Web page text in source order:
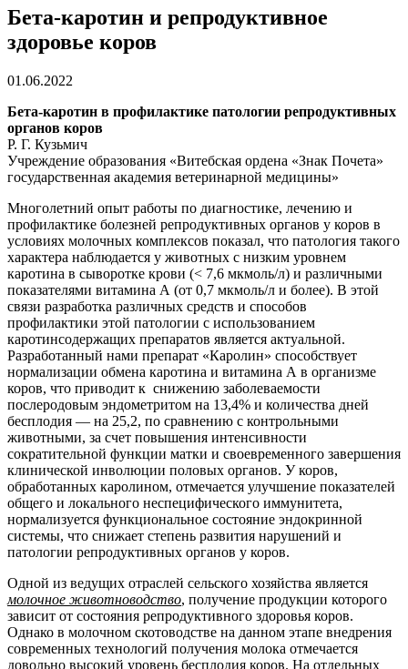
Бета-каротин и репродуктивное
здоровье коров
01.06.2022
Бета-каротин в профилактике патологии репродуктивных
органов коров
Р. Г. Кузьмич
Учреждение образования «Витебская ордена «Знак Почета»
государственная академия ветеринарной медицины»
Многолетний опыт работы по диагностике, лечению и
профилактике болезней репродуктивных органов у коров в
условиях молочных комплексов показал, что патология такого
характера наблюдается у животных с низким уровнем
каротина в сыворотке крови (< 7,6 мкмоль/л) и различными
показателями витамина А (от 0,7 мкмоль/л и более). В этой
связи разработка различных средств и способов
профилактики этой патологии с использованием
каротинсодержащих препаратов является актуальной.
Разработанный нами препарат «Каролин» способствует
нормализации обмена каротина и витамина А в организме
коров, что приводит к снижению заболеваемости
послеродовым эндометритом на 13,4% и количества дней
бесплодия — на 25,2, по сравнению с контрольными
животными, за счет повышения интенсивности
сократительной функции матки и своевременного завершения
клинической инволюции половых органов. У коров,
обработанных каролином, отмечается улучшение показателей
общего и локального неспецифического иммунитета,
нормализуется функциональное состояние эндокринной
системы, что снижает степень развития нарушений и
патологии репродуктивных органов у коров.
Одной из ведущих отраслей сельского хозяйства является
молочное животноводство, получение продукции которого
зависит от состояния репродуктивного здоровья коров.
Однако в молочном скотоводстве на данном этапе внедрения
современных технологий получения молока отмечается
довольно высокий уровень бесплодия коров. На отдельных